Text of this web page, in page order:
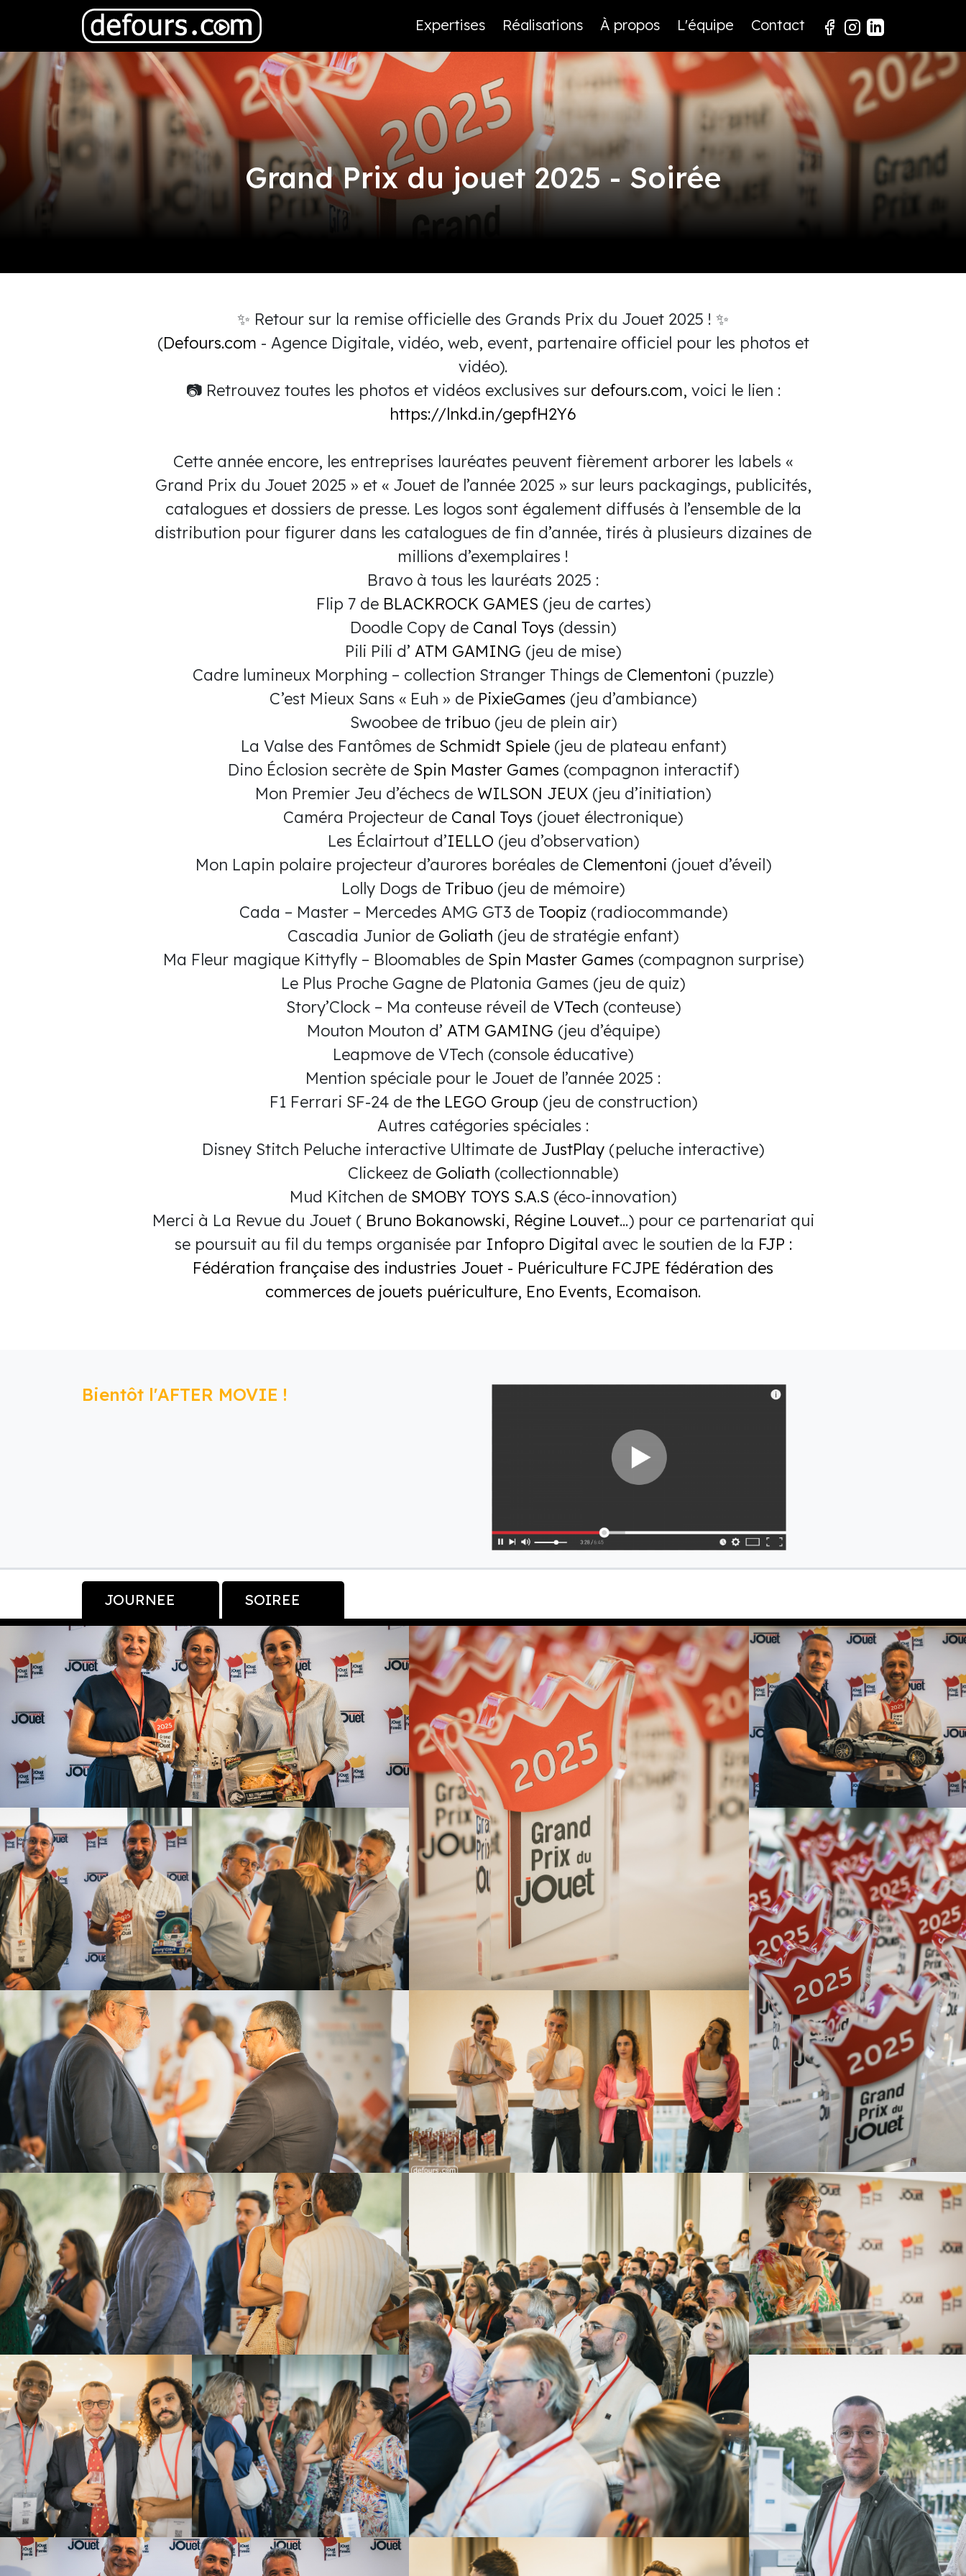
Expertises Réalisations À propos L'équipe Contact
Grand Prix du jouet 2025 - Soirée
✨ Retour sur la remise officielle des Grands Prix du Jouet 2025 ! ✨
(Defours.com - Agence Digitale, vidéo, web, event, partenaire officiel pour les photos et
vidéo).
📷 Retrouvez toutes les photos et vidéos exclusives sur defours.com, voici le lien :
https://lnkd.in/gepfH2Y6
Cette année encore, les entreprises lauréates peuvent fièrement arborer les labels «
Grand Prix du Jouet 2025 » et « Jouet de l’année 2025 » sur leurs packagings, publicités,
catalogues et dossiers de presse. Les logos sont également diffusés à l’ensemble de la
distribution pour figurer dans les catalogues de fin d’année, tirés à plusieurs dizaines de
millions d’exemplaires !
Bravo à tous les lauréats 2025 :
Flip 7 de BLACKROCK GAMES (jeu de cartes)
Doodle Copy de Canal Toys (dessin)
Pili Pili d’ ATM GAMING (jeu de mise)
Cadre lumineux Morphing – collection Stranger Things de Clementoni (puzzle)
C’est Mieux Sans « Euh » de PixieGames (jeu d’ambiance)
Swoobee de tribuo(jeu de plein air)
La Valse des Fantômes de Schmidt Spiele(jeu de plateau enfant)
Dino Éclosion secrète de Spin Master Games (compagnon interactif)
Mon Premier Jeu d’échecs de WILSON JEUX (jeu d’initiation)
Caméra Projecteur de Canal Toys (jouet électronique)
Les Éclairtout d’IELLO (jeu d’observation)
Mon Lapin polaire projecteur d’aurores boréales de Clementoni (jouet d’éveil)
Lolly Dogs de Tribuo (jeu de mémoire)
Cada – Master – Mercedes AMG GT3 de Toopiz (radiocommande)
Cascadia Junior de Goliath (jeu de stratégie enfant)
Ma Fleur magique Kittyfly – Bloomables de Spin Master Games (compagnon surprise)
Le Plus Proche Gagne de Platonia Games (jeu de quiz)
Story’Clock – Ma conteuse réveil de VTech (conteuse)
Mouton Mouton d’ ATM GAMING (jeu d’équipe)
Leapmove de VTech (console éducative)
Mention spéciale pour le Jouet de l’année 2025 :
F1 Ferrari SF-24 de the LEGO Group (jeu de construction)
Autres catégories spéciales :
Disney Stitch Peluche interactive Ultimate de JustPlay (peluche interactive)
Clickeez de Goliath (collectionnable)
Mud Kitchen de SMOBY TOYS S.A.S (éco-innovation)
Merci à La Revue du Jouet ( Bruno Bokanowski, Régine Louvet...) pour ce partenariat qui
se poursuit au fil du temps organisée par Infopro Digital avec le soutien de la FJP :
Fédération française des industries Jouet - Puériculture FCJPE fédération des
commerces de jouets puériculture, Eno Events, Ecomaison.
Bientôt l'AFTER MOVIE !
JOURNEE SOIREE